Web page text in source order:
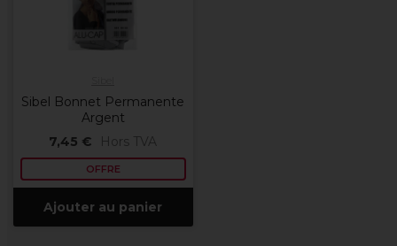
Sibel Bonnet Permanente
Argent
7,45 €
Hors TVA
OFFRE
Ajouter au panier